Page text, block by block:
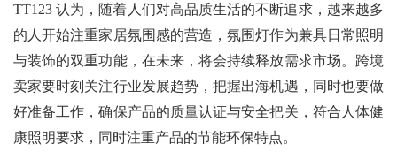
TT123 认为，随着人们对高品质生活的不断追求，越来越多
的人开始注重家居氛围感的营造，氛围灯作为兼具日常照明
与装饰的双重功能，在未来，将会持续释放需求市场。跨境
卖家要时刻关注行业发展趋势，把握出海机遇，同时也要做
好准备工作，确保产品的质量认证与安全把关，符合人体健
康照明要求，同时注重产品的节能环保特点。